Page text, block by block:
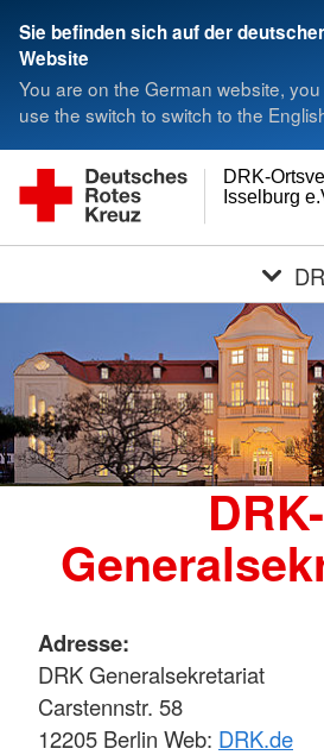
Sie befinden sich auf der
Website
You are on the German website,
use the switch to switch to the
Isselburg
DRK-
DRK-
Adresse:
DRK Generalsekretariat
Carstennstr. 58
12205 Berlin Web: DRK.de